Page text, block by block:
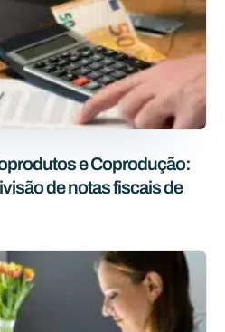
e Coprodução:
de notas fiscais de